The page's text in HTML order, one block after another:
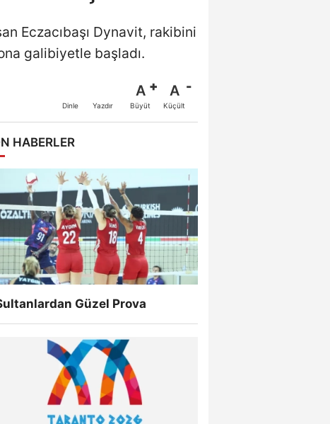
Eczacıbaşı Dynavit, rakibini
galibiyetle başladı.
Dinle Yazdır
A
Büyüt
A
Küçült
HABERLER
Güzel Prova